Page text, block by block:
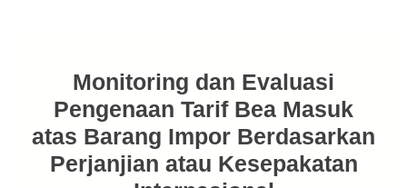
Monitoring dan Evaluasi
Pengenaan Tarif Bea Masuk
atas Barang Impor Berdasarkan
Perjanjian atau Kesepakatan